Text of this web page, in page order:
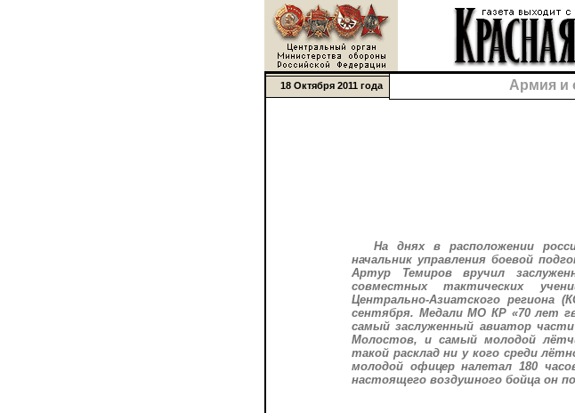
18 Октября 2011 года Армия и
На днях в расположении
начальник управления боевой
Артур Темиров вручил
совместных тактических
Центрально-Азиатского региона
сентября. Медали МО КР «70 лет
самый заслуженный авиатор
Молостов, и самый молодой
такой расклад ни у кого среди
молодой офицер налетал 180
настоящего воздушного бойца он